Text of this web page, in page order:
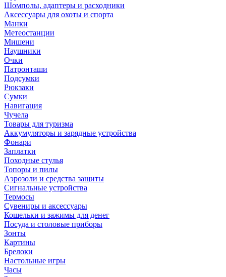
Шомполы, адаптеры и расходники
Аксессуары для охоты и спорта
Манки
Метеостанции
Мишени
Наушники
Очки
Патронташи
Подсумки
Рюкзаки
Сумки
Навигация
Чучела
Товары для туризма
Аккумуляторы и зарядные устройства
Фонари
Заплатки
Походные стулья
Топоры и пилы
Аэрозоли и средства защиты
Сигнальные устройства
Термосы
Сувениры и аксессуары
Кошельки и зажимы для денег
Посуда и столовые приборы
Зонты
Картины
Брелоки
Настольные игры
Часы